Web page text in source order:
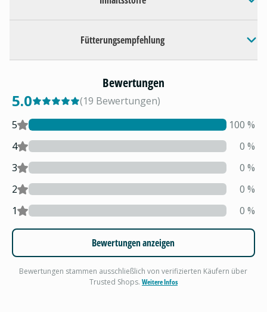
Fütterungsempfehlung
Bewertungen
5.0 (19 Bewertungen)
5
100 %
4
0 %
3
0 %
2
0 %
1
0 %
Bewertungen anzeigen
Bewertungen stammen ausschließlich von verifizierten Käufern über
Trusted Shops. Weitere Infos